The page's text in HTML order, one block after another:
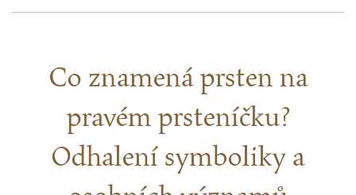
Co znamená prsten na
pravém prsteníčku?
Odhalení symboliky a